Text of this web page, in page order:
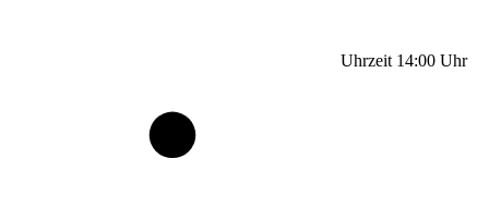
Uhrzeit 14:00 Uhr